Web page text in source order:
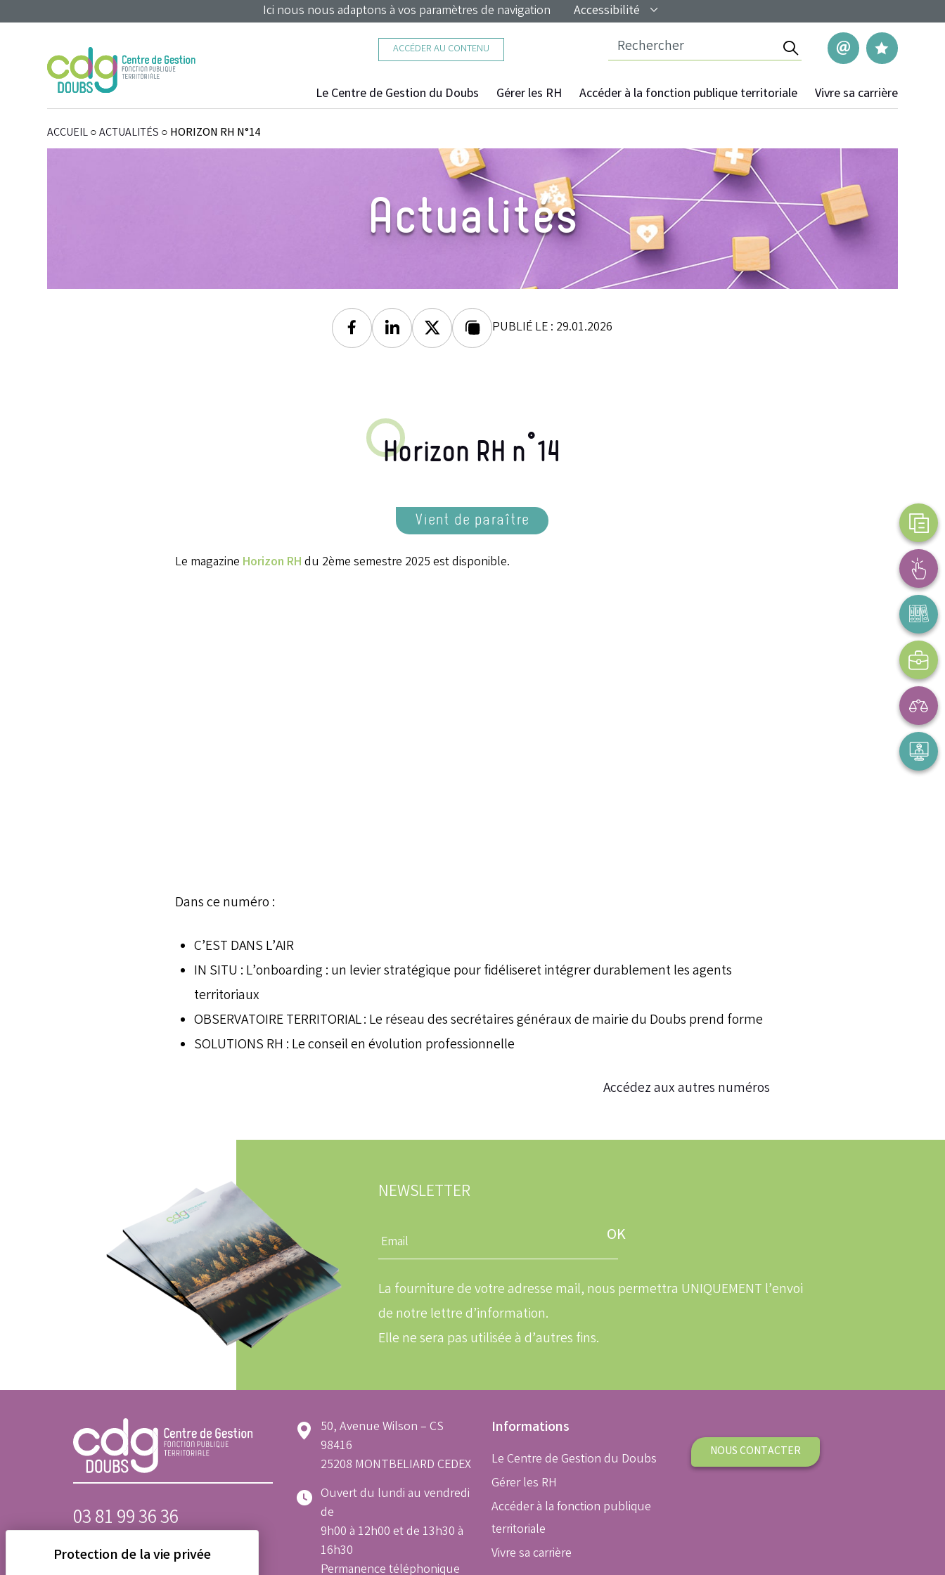
ACCÉDER AU CONTENU
Ici nous nous adaptons à vos paramètres de navigation Accessibilité
Rechercher
NousMes
Le Centre de Gestion du Doubs Gérer les RH Accéder à la fonction publique territoriale Vivre sa carrière
ACCUEIL○ACTUALITÉS ○ HORIZON RH N°14
Actualités
FacebookLinkedinTwitterLien copié
PUBLIÉ LE : 29.01.2026
Horizon RH n°14
Vient de paraître
Le magazine Horizon RHdu 2ème semestre 2025 est disponible.
Dans ce numéro :
C’EST DANS L’AIR
IN SITU : L’onboarding : un levier stratégique pour fidéliseret intégrer durablement les agents
territoriaux
OBSERVATOIRE TERRITORIAL : Le réseau des secrétaires généraux de mairie du Doubs prend forme
SOLUTIONS RH : Le conseil en évolution professionnelle
Accédez aux autres numéros
NEWSLETTER
Entrez
une
email
La fourniture de votre adresse mail, nous permettra UNIQUEMENT l’envoi
de notre lettre d’information.
Elle ne sera pas utilisée à d’autres fins.
03 81 99 36 36
50, Avenue Wilson – CS
98416
25208 MONTBELIARD CEDEX
Ouvert du lundi au vendredi
de
9h00 à 12h00 et de 13h30 à
16h30
Permanence téléphonique
Informations
Le Centre de Gestion du Doubs
Gérer les RH
Accéder à la fonction publique
territoriale
Vivre sa carrière
NOUS CONTACTER